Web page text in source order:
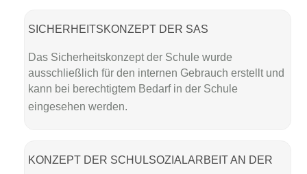
SICHERHEITSKONZEPT DER SAS
Das Sicherheitskonzept der Schule wurde
ausschließlich für den internen Gebrauch erstellt und
kann bei berechtigtem Bedarf in der Schule
eingesehen werden.
KONZEPT DER SCHULSOZIALARBEIT AN DER